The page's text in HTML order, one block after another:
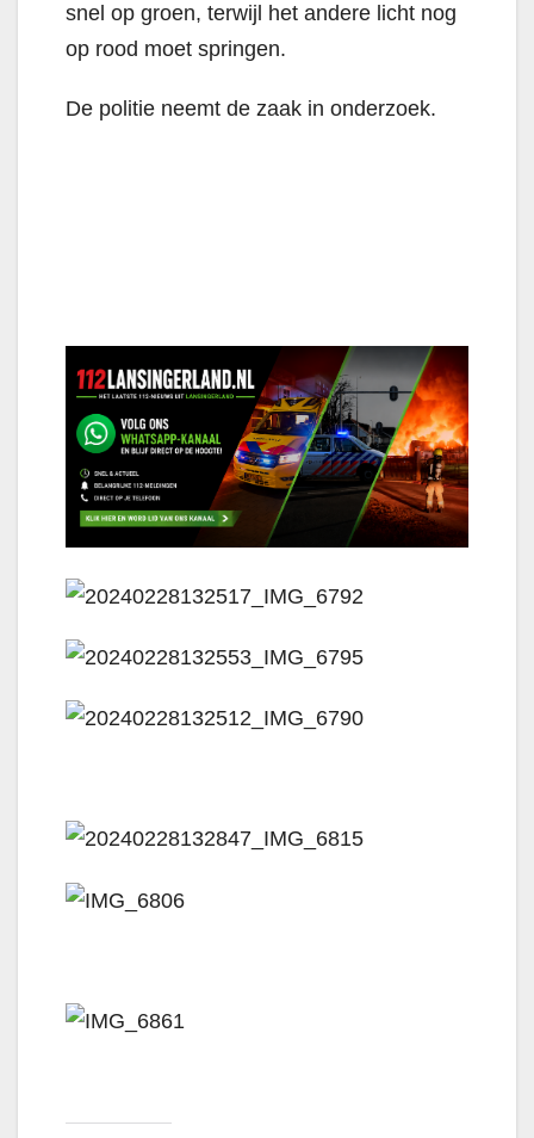
snel op groen, terwijl het andere licht nog
op rood moet springen.
De politie neemt de zaak in onderzoek.